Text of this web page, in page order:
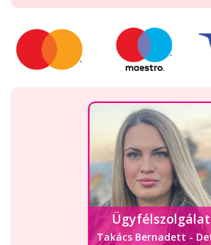
Ügyfélszolgálat
Takács Bernadett -